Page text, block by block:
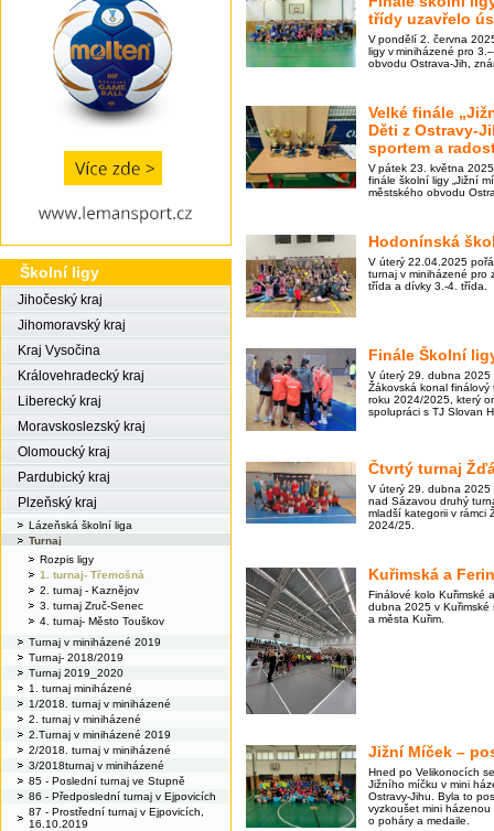
Školní ligy
Jihočeský kraj
Jihomoravský kraj
Kraj Vysočina
Královehradecký kraj
Liberecký kraj
Moravskoslezský kraj
Olomoucký kraj
Pardubický kraj
Plzeňský kraj
Lázeňská školní liga
Turnaj
Rozpis ligy
1. turnaj- Třemošná
2. turnaj - Kaznějov
3. turnaj Zruč-Senec
4. turnaj- Město Touškov
Turnaj v miniházené 2019
Turnaj- 2018/2019
Turnaj 2019_2020
1. turnaj miniházené
1/2018. turnaj v miniházené
2. turnaj v miniházené
2.Turnaj v miniházené 2019
2/2018. turnaj v miniházené
3/2018turnaj v miniházené
85 - Poslední turnaj ve Stupně
86 - Předposlední turnaj v Ejpovicích
87 - Prostřední turnaj v Ejpovicích,
16.10.2019
třídy uzavřelo
V pondělí 2. června
ligy v miniházené pro
obvodu Ostrava-Jih,
Velké finále
Děti z Ostravy-
sportem a
V pátek 23. května
finále školní ligy „Jižní
městského obvodu
Hodonínská
V úterý 22.04.2025
turnaj v miniházené pro
třída a dívky 3.-4. třída.
Finále Školní
V úterý 29. dubna
Žákovská konal
roku 2024/2025, který
spolupráci s TJ Slovan
Čtvrtý turnaj
V úterý 29. dubna 2025
nad Sázavou druhý
mladší kategorii v rámci
2024/25.
Kuřimská a
Finálové kolo Kuřimské
dubna 2025 v Kuřimské
a města Kuřim.
Jižní Míček –
Hned po Velikonocích
Jižního míčku v mini
Ostravy-Jihu. Byla to
vyzkoušet mini
o poháry a medaile.